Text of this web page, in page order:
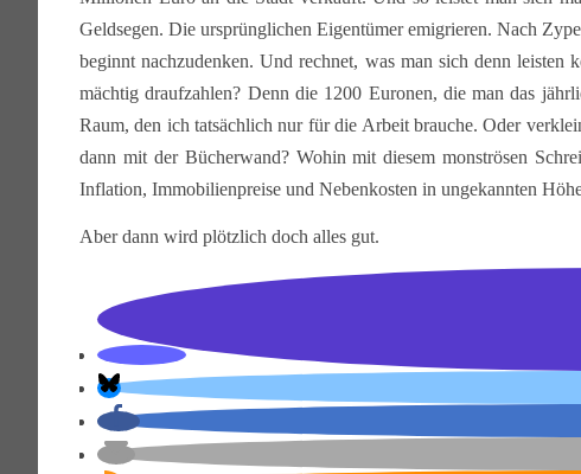
Geldsegen. Die ursprünglichen Eigentümer emigrieren. Nach
beginnt nachzudenken. Und rechnet, was man sich denn
mächtig draufzahlen? Denn die 1200 Euronen, die man das
Raum, den ich tatsächlich nur für die Arbeit brauche. Oder
dann mit der Bücherwand? Wohin mit diesem monströsen
Inflation, Immobilienpreise und Nebenkosten in ungekannten
Aber dann wird plötzlich doch alles gut.